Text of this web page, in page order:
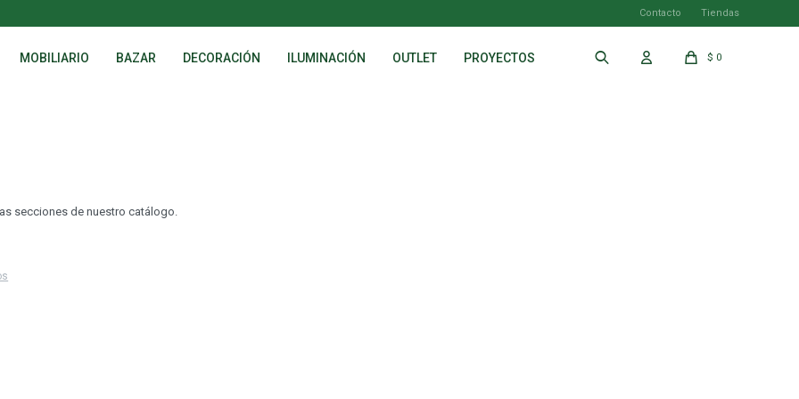
MOBILIARIO BAZAR DECORACIÓN ILUMINACIÓN OUTLET PROYECTOS $ 0
Contacto Tiendas
secciones de nuestro catálogo.